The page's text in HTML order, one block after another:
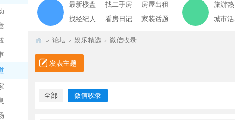
最新楼盘 找二手房
房屋出租
找经纪人
看房日记 家装话题
旅游热
城市活
» 论坛 › 娱乐精选 › 微信收录
发表主题
全部 微信收录